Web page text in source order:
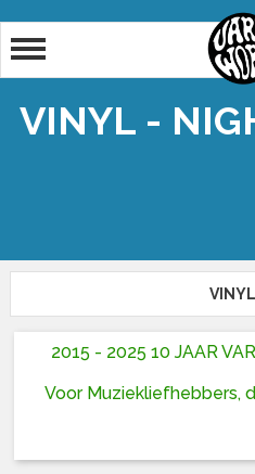
VINYL -
VINYL
2015 - 2025 10 JAAR
Voor Muziekliefhebbers,